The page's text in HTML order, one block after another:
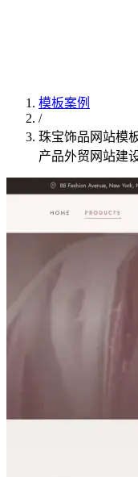
模板案例
/
珠宝饰品网站模
产品外贸网站建设